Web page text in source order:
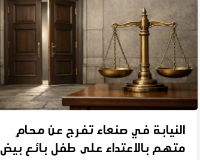
النيابة في صنعاء تفرج عن محامٍ
متهم بالاعتداء على طفل بائع بيض